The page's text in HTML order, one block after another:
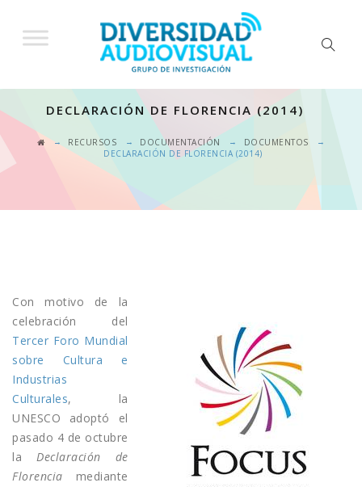
DECLARACIÓN DE FLORENCIA (2014)
→ RECURSOS → DOCUMENTACIÓN → DOCUMENTOS →
DECLARACIÓN DE FLORENCIA (2014)
Con motivo de la
celebración del
Tercer Foro Mundial
sobre Cultura e
Industrias
Culturales, la
UNESCO adoptó el
pasado 4 de octubre
la Declaración de
Florencia mediante